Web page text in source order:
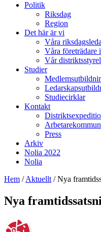
Politik
Riksdag
Region
Det här är vi
Våra
Våra företrädare
Vår
Studier
Studiecirklar
Kontakt
Press
Arkiv
Nolia 2022
Nolia
Hem /Aktuellt /Nya
Nya